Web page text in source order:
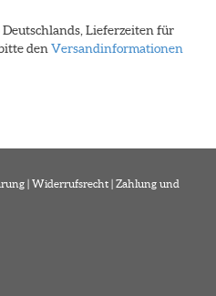
Lieferzeiten für
den Versandinformationen
| Widerrufsrecht | Zahlung und